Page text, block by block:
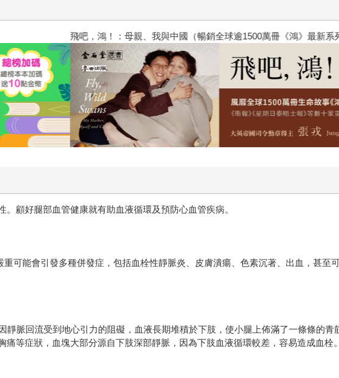
飛吧，鴻！：母親、我與中國（暢銷全球逾1500萬冊《鴻》
顧好腿部血管健康就有助血液循環及預防心血管疾病。
可能會引發多種併發症，包括血栓性靜脈炎、皮膚潰瘍、色素沉著、出血，甚至
脈回流受到地心引力的阻礙，血液長期堆積於下肢，使小腿上佈滿了一條條的青
等症狀，血塊大部分源自下肢深部靜脈，因為下肢血液循環較差，容易造成血栓。